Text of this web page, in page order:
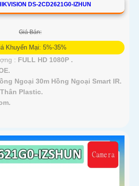
DS-2CD2621G0-IZHUN
Giá Bán:
Khuyến Mại: 5%-35%
: FULL HD 1080P .
Ngoại 30m Hồng Ngoại Smart IR.
Thân Plastic.